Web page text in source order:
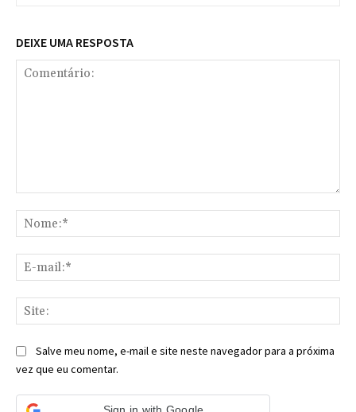
DEIXE UMA RESPOSTA
Salve meu nome, e-mail e site neste navegador para a próxima
vez que eu comentar.